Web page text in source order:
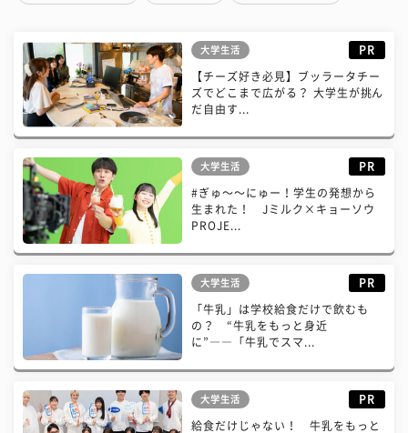
大学生活 PR
【チーズ好き必見】ブッラータチー
ズでどこまで広がる？ 大学生が挑ん
だ自由す...
大学生活 PR
#ぎゅ〜〜にゅー！学生の発想から
生まれた！ Jミルク×キョーソウ
PROJE...
大学生活 PR
「牛乳」は学校給食だけで飲むも
の？ “牛乳をもっと身近
に”――「牛乳でスマ...
大学生活 PR
給食だけじゃない！ 牛乳をもっと